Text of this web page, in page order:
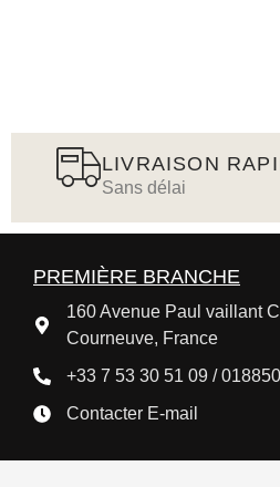
LIVRAISON
Sans délai
PREMIÈRE BRANCHE
160 Avenue Paul vaillant
Courneuve, France
+33 7 53 30 51 09 /
Contacter E-mail